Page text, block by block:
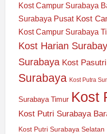
Kost Campur Surabaya
Surabaya Pusat Kost
Kost Campur Surabaya
Kost Harian
Surabaya Kost
Surabaya Kost Putra
Surabaya Timur Kost
Kost Putri Surabaya
Kost Putri Surabaya Selatan